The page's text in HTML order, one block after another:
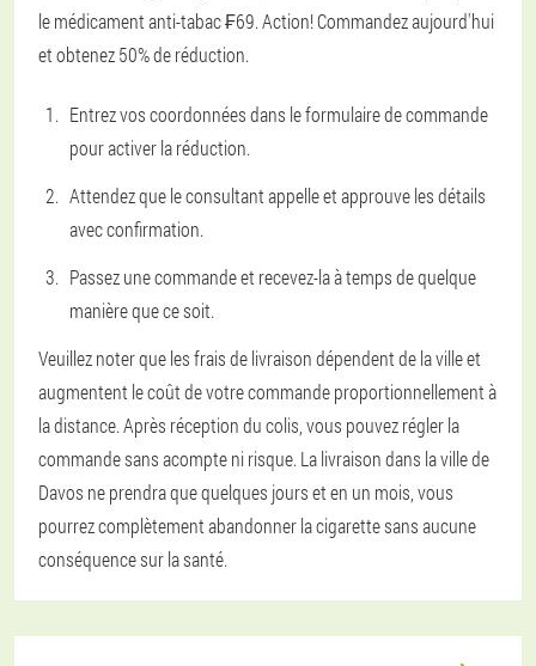
le médicament anti-tabac ₣69. Action! Commandez aujourd'hui
et obtenez 50% de réduction.
Entrez vos coordonnées dans le formulaire de commande
pour activer la réduction.
Attendez que le consultant appelle et approuve les détails
avec confirmation.
Passez une commande et recevez-la à temps de quelque
manière que ce soit.
Veuillez noter que les frais de livraison dépendent de la ville et
augmentent le coût de votre commande proportionnellement à
la distance. Après réception du colis, vous pouvez régler la
commande sans acompte ni risque. La livraison dans la ville de
Davos ne prendra que quelques jours et en un mois, vous
pourrez complètement abandonner la cigarette sans aucune
conséquence sur la santé.